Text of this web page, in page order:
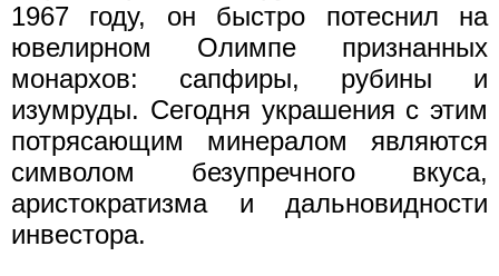
1967 году, он быстро потеснил на
ювелирном Олимпе признанных
монархов: сапфиры, рубины и
изумруды. Сегодня украшения с этим
потрясающим минералом являются
символом безупречного вкуса,
аристократизма и дальновидности
инвестора.